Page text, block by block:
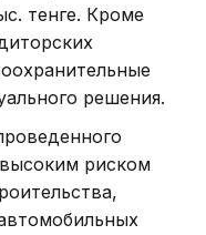
тенге. Кроме
решения.
риском